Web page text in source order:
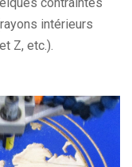
intérieurs
Z, etc.).